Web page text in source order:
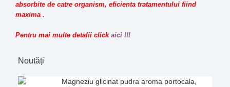
absorbite de catre organism, eficienta tratamentului fiind
maxima .
Pentru mai multe detalii click aici !!!
Noutăți
Magneziu glicinat pudra aroma portocala,